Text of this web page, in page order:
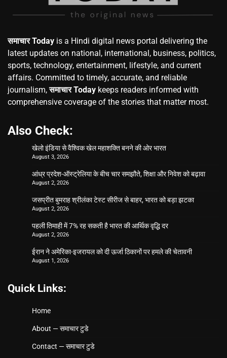
समाचार Today is a Hindi digital news portal delivering the
latest updates on national, international, business, politics,
sports, technology, entertainment, lifestyle, and current
affairs. Committed to timely, accurate, and reliable
journalism,समाचार Today keeps readers informed with
comprehensive coverage of the stories that matter most.
Also Check:
खेलो इंडिया से वैश्विक खेल महाशक्ति बनने की ओर भारत
August 3, 2026
आंध्र प्रदेश-ऑस्ट्रेलिया के बीच चार समझौते, शिक्षा और निवेश को बढ़ावा
August 2, 2026
जसप्रीत बुमराह श्रीलंका टेस्ट सीरीज से बाहर, भारत को बड़ा झटका
August 2, 2026
पहली तिमाही में 7% रह सकती है भारत की आर्थिक वृद्धि दर
August 2, 2026
ईरान ने अमेरिका-इजरायल को दी ऊर्जा ठिकानों पर हमले की चेतावनी
August 1, 2026
Quick Links:
Home
About — समाचार टुडे
Contact — समाचार टुडे